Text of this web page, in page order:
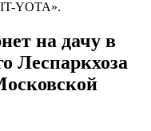
YOTA».
на дачу в
Леспаркхоза